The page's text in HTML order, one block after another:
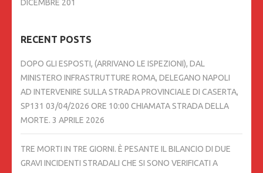
DICEMBRE 201
RECENT POSTS
DOPO GLI ESPOSTI, (ARRIVANO LE ISPEZIONI), DAL
MINISTERO INFRASTRUTTURE ROMA, DELEGANO NAPOLI
AD INTERVENIRE SULLA STRADA PROVINCIALE DI CASERTA,
SP131 03/04/2026 ORE 10:00 CHIAMATA STRADA DELLA
MORTE. 3 APRILE 2026
TRE MORTI IN TRE GIORNI. È PESANTE IL BILANCIO DI DUE
GRAVI INCIDENTI STRADALI CHE SI SONO VERIFICATI A